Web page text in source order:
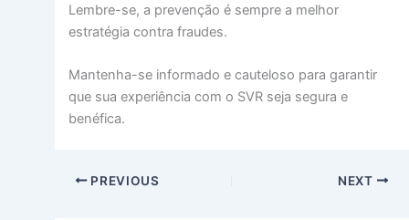
Lembre-se, a prevenção é sempre a melhor
estratégia contra fraudes.
Mantenha-se informado e cauteloso para garantir
que sua experiência com o SVR seja segura e
benéfica.
PREVIOUS NEXT